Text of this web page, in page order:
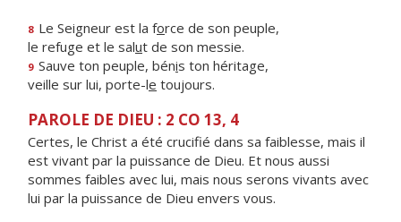
8 Le Seigneur est la force de son peuple,
le refuge et le salut de son messie.
9 Sauve ton peuple, bénis ton héritage,
veille sur lui, porte-le toujours.
PAROLE DE DIEU : 2 CO 13, 4
Certes, le Christ a été crucifié dans sa faiblesse, mais il
est vivant par la puissance de Dieu. Et nous aussi
sommes faibles avec lui, mais nous serons vivants avec
lui par la puissance de Dieu envers vous.